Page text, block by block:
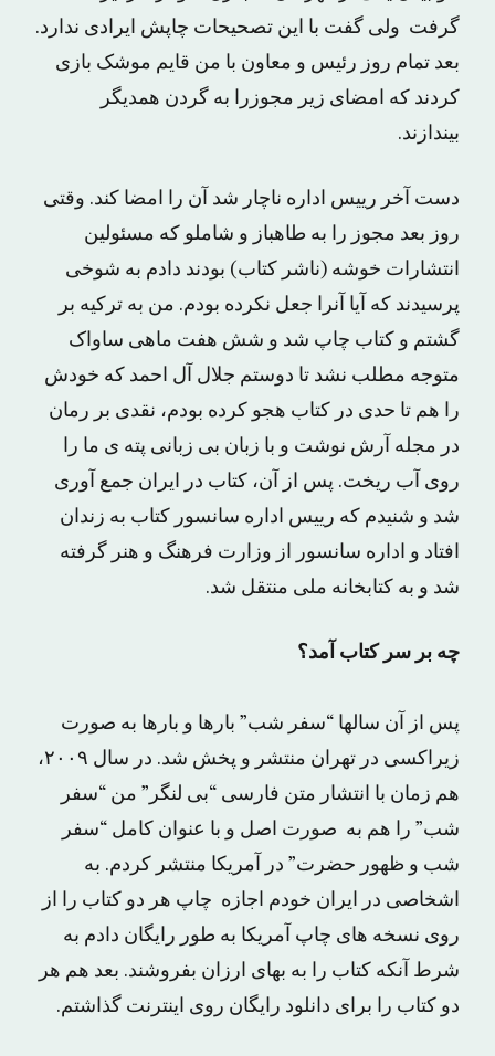
گرفت ولی گفت با این تصحیحات چاپش ایرادی ندارد.
بعد تمام روز رئیس و معاون با من قایم موشک بازی
کردند که امضای زیر مجوزرا به گردن همدیگر
بیندازند.
دست آخر رییس اداره ناچار شد آن را امضا کند. وقتی
روز بعد مجوز را به طاهباز و شاملو که مسئولین
انتشارات خوشه (ناشر کتاب) بودند دادم به شوخی
پرسیدند که آیا آنرا جعل نکرده بودم. من به ترکیه بر
گشتم و کتاب چاپ شد و شش هفت ماهی ساواک
متوجه مطلب نشد تا دوستم جلال آل احمد که خودش
را هم تا حدی در کتاب هجو کرده بودم، نقدی بر رمان
در مجله آرش نوشت و با زبان بی زبانی پته ی ما را
روی آب ریخت. پس از آن، کتاب در ایران جمع آوری
شد و شنیدم که رییس اداره سانسور کتاب به زندان
افتاد و اداره سانسور از وزارت فرهنگ و هنر گرفته
شد و به کتابخانه ملی منتقل شد.
چه بر سر کتاب آمد؟
پس از آن سالها “سفر شب” بارها و بارها به صورت
زیراکسی در تهران منتشر و پخش شد. در سال ۲۰۰۹،
هم زمان با انتشار متن فارسی “بی لنگر” من “سفر
شب” را هم به صورت اصل و با عنوان کامل “سفر
شب و ظهور حضرت” در آمریکا منتشر کردم. به
اشخاصی در ایران خودم اجازه چاپ هر دو کتاب را از
روی نسخه های چاپ آمریکا به طور رایگان دادم به
شرط آنکه کتاب را به بهای ارزان بفروشند. بعد هم هر
دو کتاب را برای دانلود رایگان روی اینترنت گذاشتم.